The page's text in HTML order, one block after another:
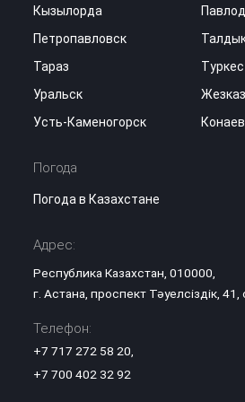
Кызылорда
Петропавловск
Тараз
Уральск
Усть-Каменогорск
Конаев
Погода
Погода в Казахстане
Адрес:
Республика Казахстан, 010000,
г. Астана, проспект Тәуелсіздік,
Телефон:
+7 717 272 58 20
+7 700 402 32 92